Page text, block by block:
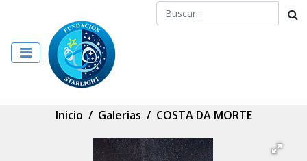
Inicio / Galerias / COSTA DA MORTE